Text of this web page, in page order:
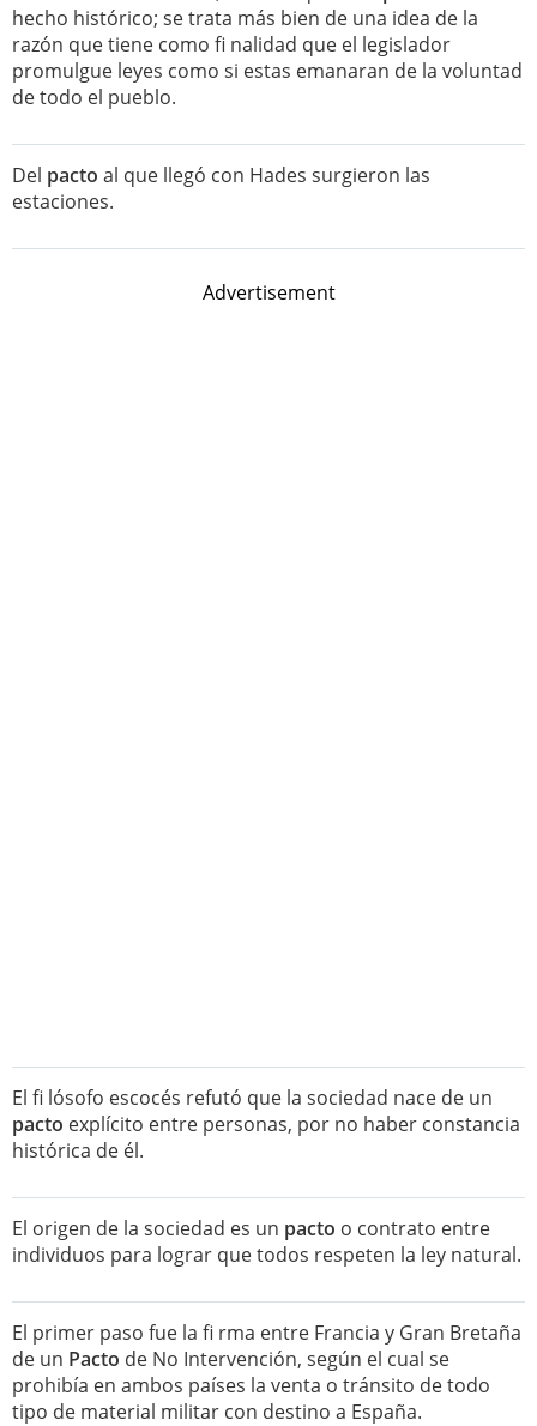
hecho histórico; se trata más bien de una idea de la
razón que tiene como fi nalidad que el legislador
promulgue leyes como si estas emanaran de la voluntad
de todo el pueblo.
Del pacto al que llegó con Hades surgieron las
estaciones.
Advertisement
El fi lósofo escocés refutó que la sociedad nace de un
pacto explícito entre personas, por no haber constancia
histórica de él.
El origen de la sociedad es un pacto o contrato entre
individuos para lograr que todos respeten la ley natural.
El primer paso fue la fi rma entre Francia y Gran Bretaña
de un Pacto de No Intervención, según el cual se
prohibía en ambos países la venta o tránsito de todo
tipo de material militar con destino a España.